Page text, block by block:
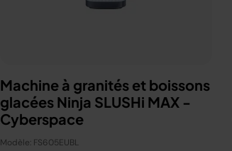
Machine à granités et boissons
glacées Ninja SLUSHi MAX -
Cyberspace
Modèle: FS605EUBL